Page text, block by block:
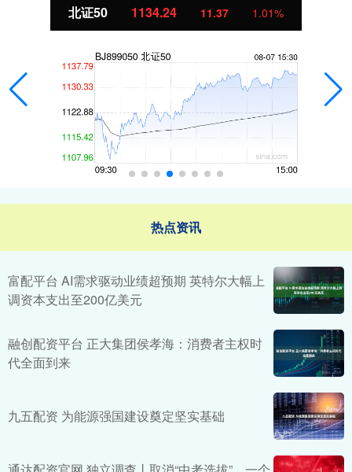
北证50 1134.24 11.37 1.01%
热点资讯
富配平台 AI需求驱动业绩超预期 英特尔大幅上
调资本支出至200亿美元
融创配资平台 正大集团侯孝海：消费者主权时
代全面到来
九五配资 为能源强国建设奠定坚实基础